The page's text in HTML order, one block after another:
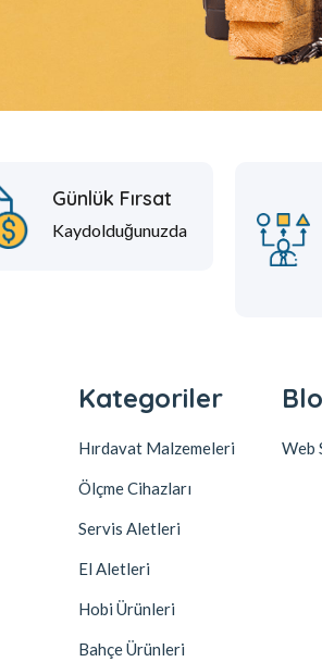
Günlük Fırsat
Kaydolduğunuzda
Kategoriler
Hırdavat Malzemeleri
Ölçme Cihazları
Servis Aletleri
El Aletleri
Hobi Ürünleri
Bahçe Ürünleri
Web